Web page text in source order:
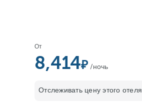
От
8,414 /ночь
Отслеживать цену этого отеля